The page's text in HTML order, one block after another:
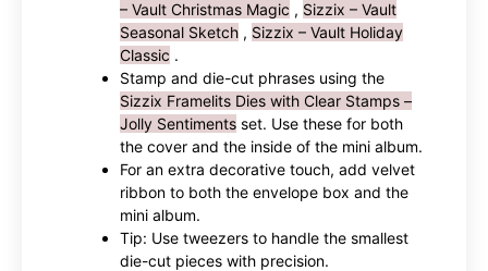
– Vault Christmas Magic , Sizzix – Vault
Seasonal Sketch , Sizzix – Vault Holiday
Classic .
Stamp and die-cut phrases using the
Sizzix Framelits Dies with Clear Stamps –
Jolly Sentiments set. Use these for both
the cover and the inside of the mini album.
For an extra decorative touch, add velvet
ribbon to both the envelope box and the
mini album.
Tip: Use tweezers to handle the smallest
die-cut pieces with precision.